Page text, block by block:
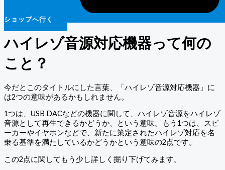
ショップへ行く
ハイレゾ音源対応機器って何の
こと？
今だとこのタイトルにした言葉、「ハイレゾ音源対応機器」に
は2つの意味があるかもしれません。
1つは、USB DACなどの機器に関して、ハイレゾ音源をハイレゾ
音源として再生できるかどうか、という意味。もう1つは、スピ
ーカーやイヤホンなどで、新たに策定されたハイレゾ対応を名
乗る基準を満たしているかどうかという意味の2点です。
この2点に関してもう少し詳しく掘り下げてみます。